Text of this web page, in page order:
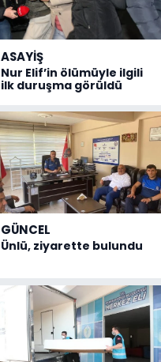
ASAYİŞ
Nur Elif’in ölümüyle ilgili
ilk duruşma görüldü
GÜNCEL
Ünlü, ziyarette bulundu